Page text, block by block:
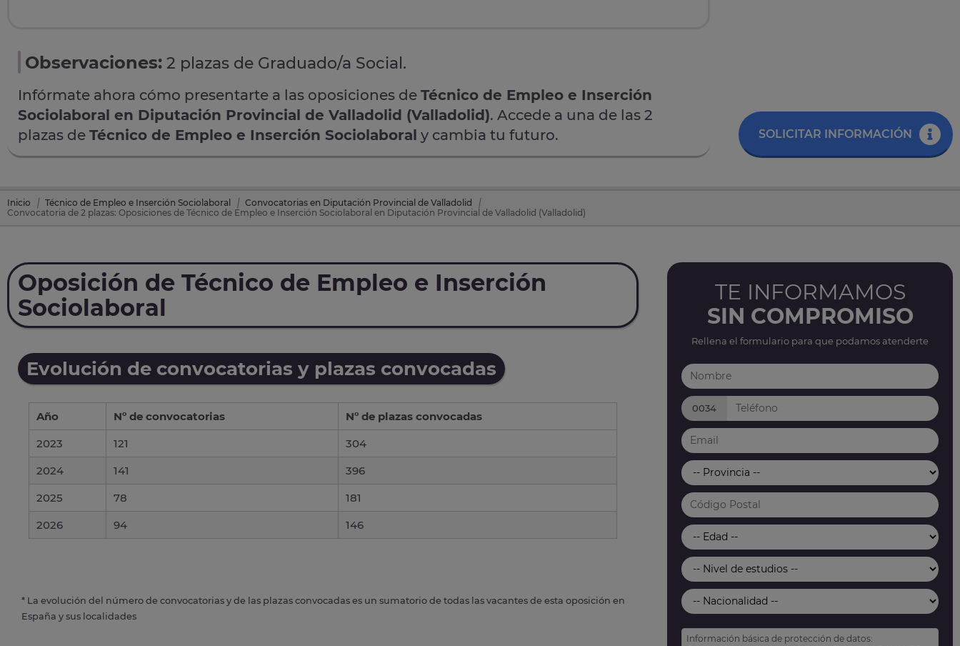
Observaciones: 2 plazas de Graduado/a Social.
Infórmate ahora cómo presentarte a las oposiciones de Técnico de Empleo e Inserción
Sociolaboral en Diputación Provincial de Valladolid (Valladolid). Accede a una de las 2
plazas de Técnico de Empleo e Inserción Sociolaboral y cambia tu futuro. SOLICITAR INFORMACIÓN
Inicio Técnico de Empleo e Inserción Sociolaboral
Convocatorias en Diputación Provincial de Valladolid
Convocatoria de 2 plazas: Oposiciones de Técnico de Empleo e Inserción Sociolaboral en Diputación Provincial de Valladolid (Valladolid)
Oposición de Técnico de Empleo e Inserción
Sociolaboral
Evolución de convocatorias y plazas convocadas
Año Nº de convocatorias
Nº de plazas convocadas
2023
121
304
2024
141
396
2025
78
181
2026
94 146
* La evolución del número de convocatorias y de las plazas convocadas es un sumatorio de todas las vacantes de esta oposición en
España y sus localidades
TE INFORMAMOS
SIN COMPROMISO
Rellena el formulario para que podamos atenderte
0034
Información básica de protección de datos: